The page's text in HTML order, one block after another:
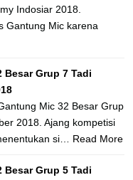
Indosiar 2018.
Gantung Mic karena
Besar Grup 7 Tadi
Mic 32 Besar Grup
2018. Ajang kompetisi
si… Read More
Besar Grup 5 Tadi